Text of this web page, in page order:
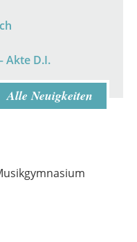
Akte D.I.
Alle Neuigkeiten